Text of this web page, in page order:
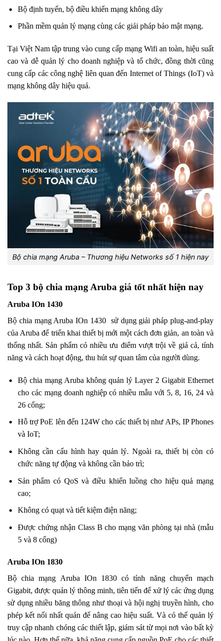
Bộ định tuyến, bộ điều khiển mạng không dây
Phần mềm quản lý mạng cùng các giải pháp bảo mật mạng.
Tại Việt Nam tập trung vào cung cấp mạng Wifi an toàn, hiệu suất
cao và dễ quản lý cho doanh nghiệp và tổ chức, đồng thời cũng
cung cấp các công nghệ liên quan đến Internet of Things (IoT) và
mạng không dây hiệu quả.
Bộ chia mạng Aruba – Thương hiệu Networks số 1 hiện nay
Top 3 bộ chia mạng Aruba giá tốt nhất hiện nay
Aruba IOn 1430
Bộ chia mạng Aruba IOn 1430 sử dụng giải pháp plug-and-play
của Aruba để triển khai thiết bị mới một cách đơn giản, an toàn và
thống nhất. Sản phẩm có nhiều ưu điểm vượt trội về giá cả, tính
năng và cách hoạt động, thu hút sự quan tâm của người dùng.
Bộ chia mạng Aruba không quản lý Layer 2 Gigabit Ethernet
cho các mạng doanh nghiệp có nhiều mẫu với 5, 8, 16, 24 và
26 cổng;
Hỗ trợ PoE lên đến 124W cho các thiết bị như APs, IP Phones
và IoT;
Không cần cấu hình hay quản lý. Ngoài ra, thiết bị còn có
chức năng tự động và không cần bảo trì;
Sản phẩm có QoS và điều khiển luồng cho hiệu quả mạng
cao;
Không có quạt và tiết kiệm điện năng;
Được chứng nhận Class B cho mạng văn phòng tại nhà (mẫu
5 và 8 cổng)
Aruba IOn 1830
Bộ chia mạng Aruba IOn 1830 có tính năng chuyển mạch
Gigabit, được quản lý thông minh, tiên tiến để xử lý các ứng dụng
sử dụng nhiều băng thông như thoại và hội nghị truyền hình, cho
phép kết nối nhất quán để nâng cao hiệu suất. Và có thể quản lý
truy cập nhanh chóng các thiết lập, giám sát từ mọi nơi vào bất kỳ